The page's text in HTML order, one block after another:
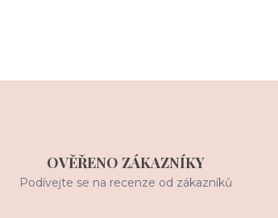
OVĚŘENO ZÁKAZNÍKY
Podívejte se na recenze od zákazníků